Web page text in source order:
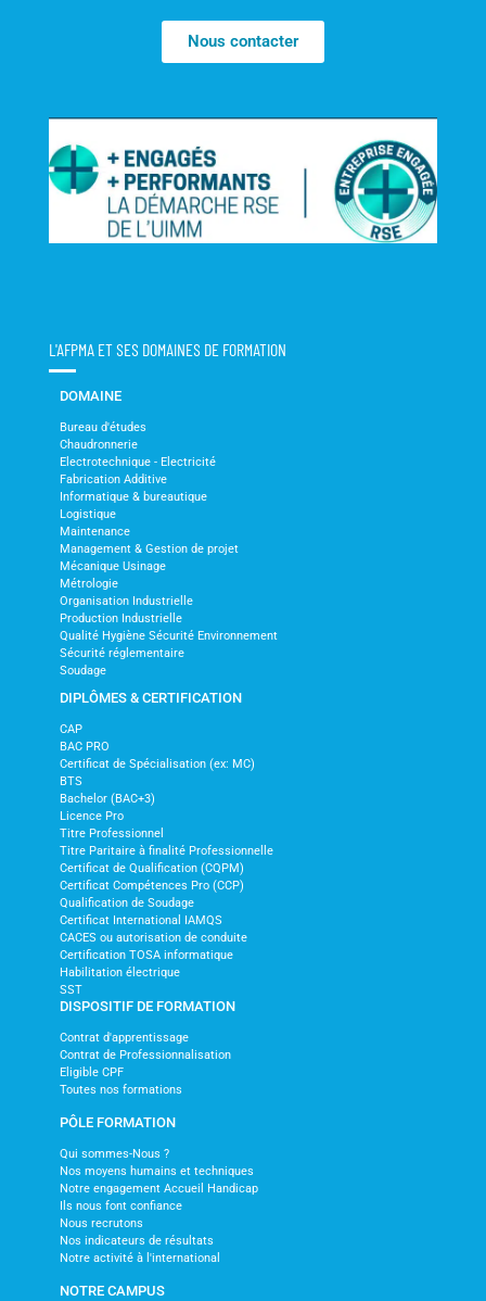
Nous contacter
L'AFPMA ET SES DOMAINES DE FORMATION
DOMAINE
Bureau d'études
Chaudronnerie
Electrotechnique - Electricité
Fabrication Additive
Informatique & bureautique
Logistique
Maintenance
Management & Gestion de projet
Mécanique Usinage
Métrologie
Organisation Industrielle
Production Industrielle
Qualité Hygiène Sécurité Environnement
Sécurité réglementaire
Soudage
DIPLÔMES & CERTIFICATION
CAP
BAC PRO
Certificat de Spécialisation (ex: MC)
BTS
Bachelor (BAC+3)
Licence Pro
Titre Professionnel
Titre Paritaire à finalité Professionnelle
Certificat de Qualification (CQPM)
Certificat Compétences Pro (CCP)
Qualification de Soudage
Certificat International IAMQS
CACES ou autorisation de conduite
Certification TOSA informatique
Habilitation électrique
SST
DISPOSITIF DE FORMATION
Contrat d'apprentissage
Contrat de Professionnalisation
Eligible CPF
Toutes nos formations
PÔLE FORMATION
Qui sommes-Nous ?
Nos moyens humains et techniques
Notre engagement Accueil Handicap
Ils nous font confiance
Nous recrutons
Nos indicateurs de résultats
Notre activité à l'international
NOTRE CAMPUS